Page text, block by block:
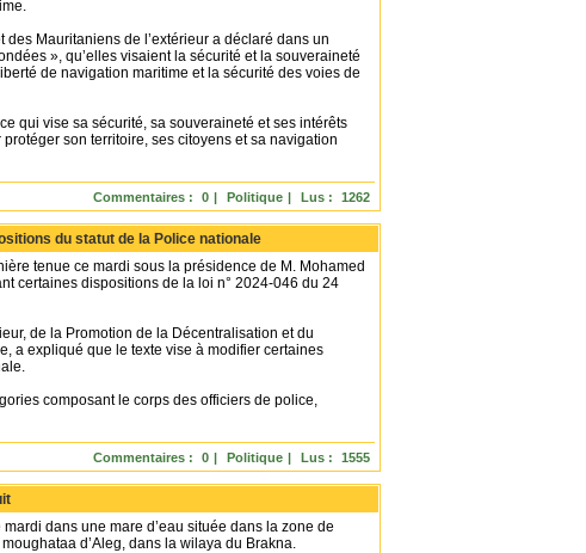
Mauritaniens de l’extérieur a déclaré dans un
», qu’elles visaient la sécurité et la souveraineté
de navigation maritime et la sécurité des voies de
qui vise sa sécurité, sa souveraineté et ses intérêts
son territoire, ses citoyens et sa navigation
Lus : 1262
Politique |
Commentaires : 0 |
du statut de la Police nationale
tenue ce mardi sous la présidence de M. Mohamed
certaines dispositions de la loi n° 2024-046 du 24
de la Promotion de la Décentralisation et du
a expliqué que le texte vise à modifier certaines
composant le corps des officiers de police,
Lus : 1555
Politique |
Commentaires : 0 |
dans une mare d’eau située dans la zone de
d’Aleg, dans la wilaya du Brakna.